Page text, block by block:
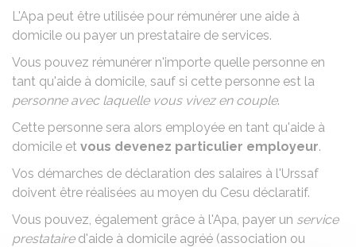
L'Apa peut être utilisée pour rémunérer une aide à
domicile ou payer un prestataire de services.
Vous pouvez rémunérer n'importe quelle personne en
tant qu'aide à domicile, sauf si cette personne est la
personne avec laquelle vous vivez en couple.
Cette personne sera alors employée en tant qu'aide à
domicile et vous devenez particulier employeur.
Vos démarches de déclaration des salaires à l'Urssaf
doivent être réalisées au moyen du Cesu déclaratif.
Vous pouvez, également grâce à l'Apa, payer un service
prestataired'aide à domicile agréé (association ou